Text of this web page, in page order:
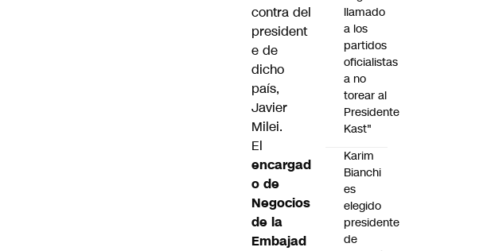
contra del
president
e de
dicho
país,
Javier
Milei.
El
encargad
o de
Negocios
de la
Embajad
llamado
a los
partidos
oficialistas
a no
torear al
Presidente
Kast"
Karim
Bianchi
es
elegido
presidente
de